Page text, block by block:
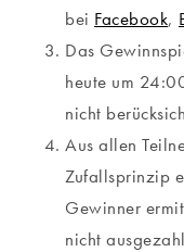
bei Facebook,
Das
heute um
nicht
Aus allen
Zufallsprinzip
Gewinner
nicht